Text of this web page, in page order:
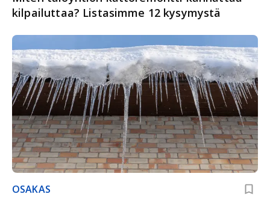
kilpailuttaa? Lista­simme 12 kysymystä
OSAKAS